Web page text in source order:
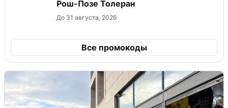
Рош-Позе Толеран
До 31 августа, 2026
Все промокоды